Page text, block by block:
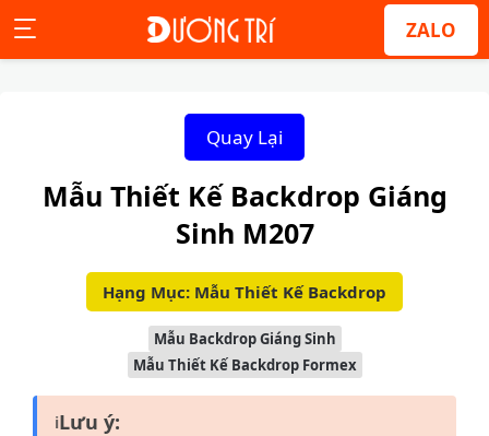
ZALO
Quay Lại
Mẫu Thiết Kế Backdrop Giáng
Sinh M207
Hạng Mục: Mẫu Thiết Kế Backdrop
Mẫu Backdrop Giáng Sinh
Mẫu Thiết Kế Backdrop Formex
ℹLưu ý: